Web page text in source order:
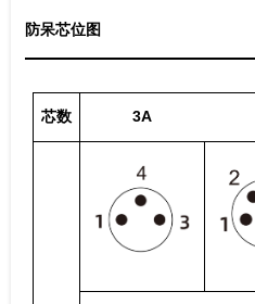
防呆芯位图
芯数 3A